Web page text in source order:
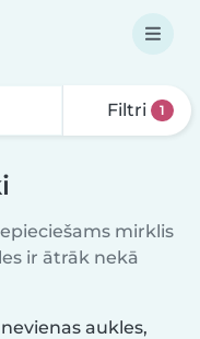
Filtri 1
mirklis
ir ātrāk nekā
aukles,